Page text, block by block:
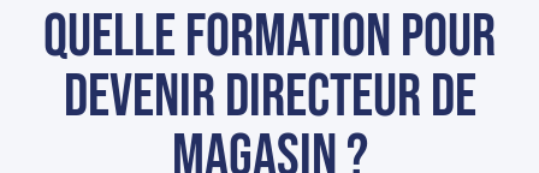
Quelle formation pour
devenir directeur de
magasin ?